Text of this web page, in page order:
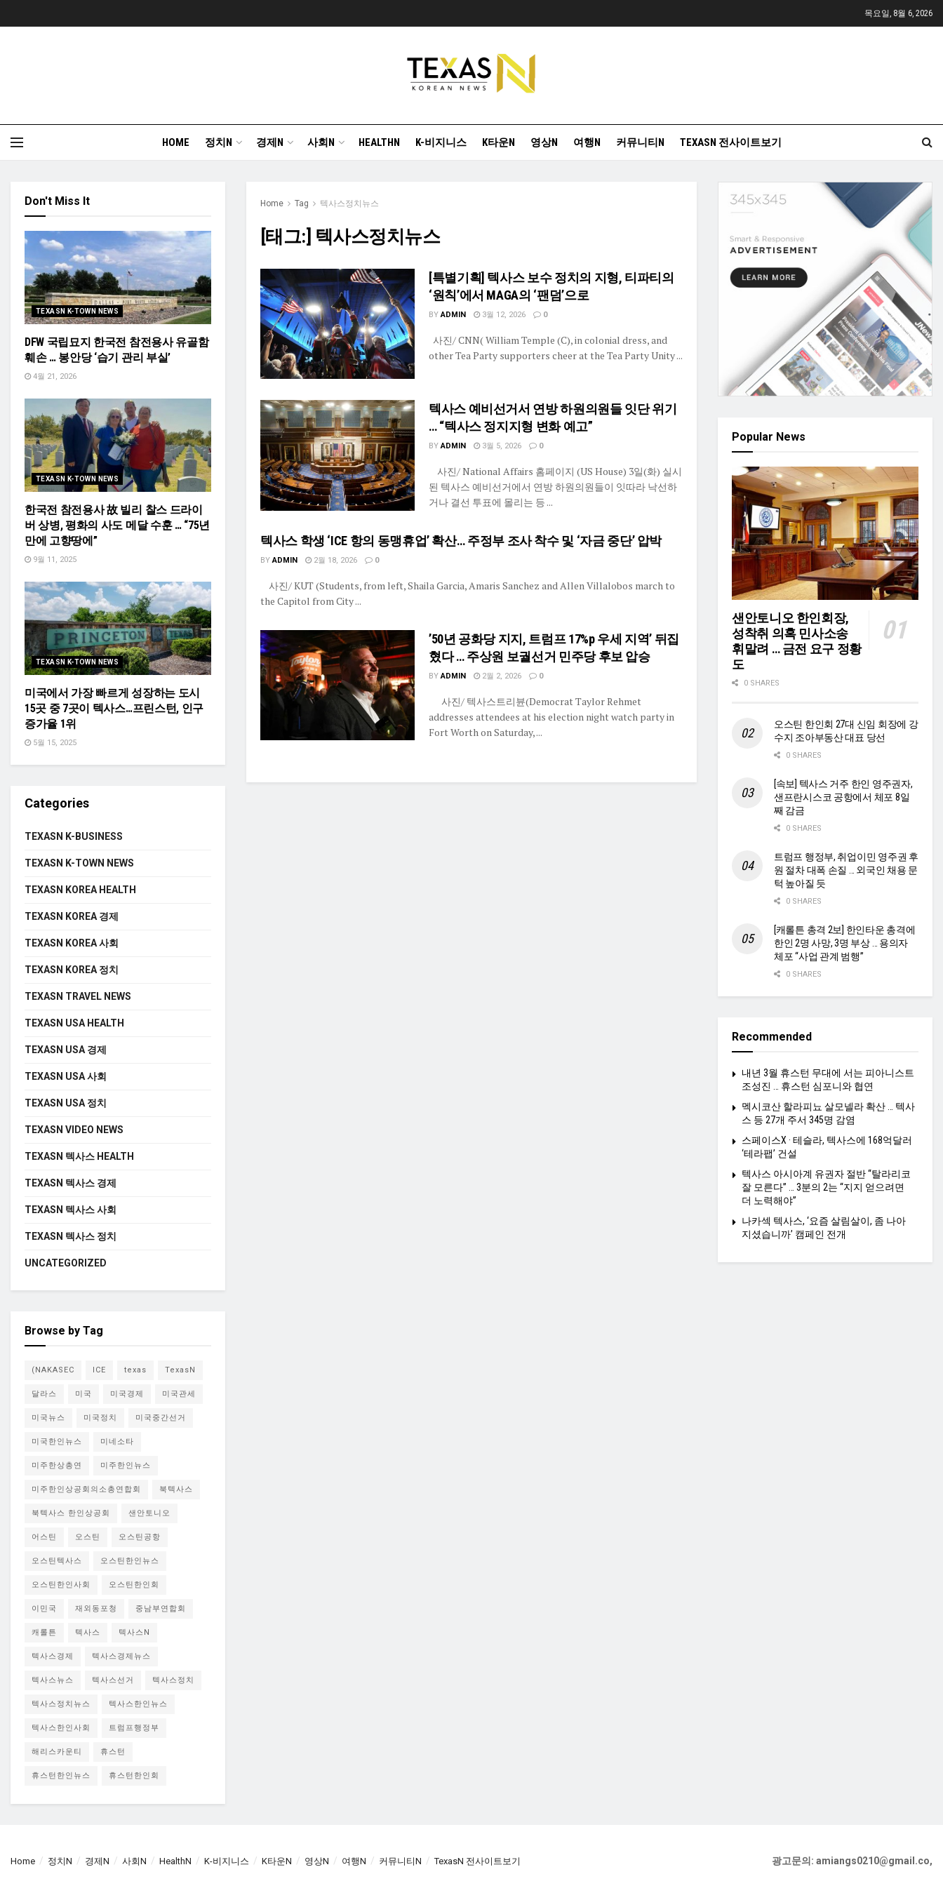
목요일, 8월 6, 2026
HOME 정치N 경제N 사회N HEALTHN K-비지니스 K타운N 영상N 여행N 커뮤니티N TEXASN 전사이트보기
Home Tag 텍사스정치뉴스
[태그:] 텍사스정치뉴스
[특별기획] 텍사스 보수 정치의 지형, 티파티의
‘원칙’에서 MAGA의 ‘팬덤’으로
BY ADMIN 3월 12, 2026 0
사진/ CNN( William Temple (C), in colonial dress, and
other Tea Party supporters cheer at the Tea Party Unity ...
텍사스 예비선거서 연방 하원의원들 잇단 위기
… “텍사스 정지지형 변화 예고”
BY ADMIN 3월 5, 2026 0
사진/ National Affairs 홈페이지 (US House) 3일(화) 실시
된 텍사스 예비선거에서 연방 하원의원들이 잇따라 낙선하
거나 결선 투표에 몰리는 등 ...
텍사스 학생 ‘ICE 항의 동맹휴업’ 확산… 주정부 조사 착수 및 ‘자금 중단’ 압박
BY ADMIN 2월 18, 2026 0
사진/ KUT (Students, from left, Shaila Garcia, Amaris Sanchez and Allen Villalobos march to
the Capitol from City ...
’50년 공화당 지지, 트럼프 17%p 우세 지역’ 뒤집
혔다 … 주상원 보궐선거 민주당 후보 압승
BY ADMIN 2월 2, 2026 0
사진/ 텍사스트리뷴(Democrat Taylor Rehmet
addresses attendees at his election night watch party in
Fort Worth on Saturday, ...
Don't Miss It
TEXASN K-TOWN NEWS
DFW 국립묘지 한국전 참전용사 유골함
훼손 … 봉안당 ‘습기 관리 부실’
4월 21, 2026
TEXASN K-TOWN NEWS
한국전 참전용사 故 빌리 찰스 드라이
버 상병, 평화의 사도 메달 수훈 … “75년
만에 고향땅에”
9월 11, 2025
TEXASN K-TOWN NEWS
미국에서 가장 빠르게 성장하는 도시
15곳 중 7곳이 텍사스…프린스턴, 인구
증가율 1위
5월 15, 2025
Categories
TEXASN K-BUSINESS
TEXASN K-TOWN NEWS
TEXASN KOREA HEALTH
TEXASN KOREA 경제
TEXASN KOREA 사회
TEXASN KOREA 정치
TEXASN TRAVEL NEWS
TEXASN USA HEALTH
TEXASN USA 경제
TEXASN USA 사회
TEXASN USA 정치
TEXASN VIDEO NEWS
TEXASN 텍사스 HEALTH
TEXASN 텍사스 경제
TEXASN 텍사스 사회
TEXASN 텍사스 정치
UNCATEGORIZED
Browse by Tag
(NAKASEC ICE texas TexasN
달라스 미국 미국경제 미국관세
미국뉴스 미국정치 미국중간선거
미국한인뉴스 미네소타
미주한상총연 미주한인뉴스
미주한인상공회의소총연합회 북텍사스
북텍사스 한인상공회 샌안토니오
어스틴 오스틴 오스틴공항
오스틴텍사스 오스틴한인뉴스
오스틴한인사회 오스틴한인회
이민국 재외동포청 중남부연합회
캐롤튼 텍사스 텍사스N
텍사스경제 텍사스경제뉴스
텍사스뉴스 텍사스선거 텍사스정치
텍사스정치뉴스 텍사스한인뉴스
텍사스한인사회 트럼프행정부
해리스카운티 휴스턴
휴스턴한인뉴스 휴스턴한인회
Popular News
샌안토니오 한인회장,
성착취 의혹 민사소송
휘말려 … 금전 요구 정황
도
0 SHARES
오스틴 한인회 27대 신임 회장에 강
수지 조아부동산 대표 당선
0 SHARES
[속보] 텍사스 거주 한인 영주권자,
샌프란시스코 공항에서 체포 8일
째 감금
0 SHARES
트럼프 행정부, 취업이민 영주권 후
원 절차 대폭 손질 … 외국인 채용 문
턱 높아질 듯
0 SHARES
[캐롤튼 총격 2보] 한인타운 총격에
한인 2명 사망, 3명 부상 … 용의자
체포 “사업 관계 범행”
0 SHARES
Recommended
내년 3월 휴스턴 무대에 서는 피아니스트
조성진 … 휴스턴 심포니와 협연
멕시코산 할라피뇨 살모넬라 확산 … 텍사
스 등 27개 주서 345명 감염
스페이스X · 테슬라, 텍사스에 168억달러
‘테라팹’ 건설
텍사스 아시아계 유권자 절반 “탈라리코
잘 모른다” … 3분의 2는 “지지 얻으려면
더 노력해야”
나카섹 텍사스, ‘요즘 살림살이, 좀 나아
지셨습니까’ 캠페인 전개
Home 정치N 경제N 사회N HealthN K-비지니스 K타운N 영상N 여행N 커뮤니티N TexasN 전사이트보기 광고문의: amiangs0210@gmail.co,